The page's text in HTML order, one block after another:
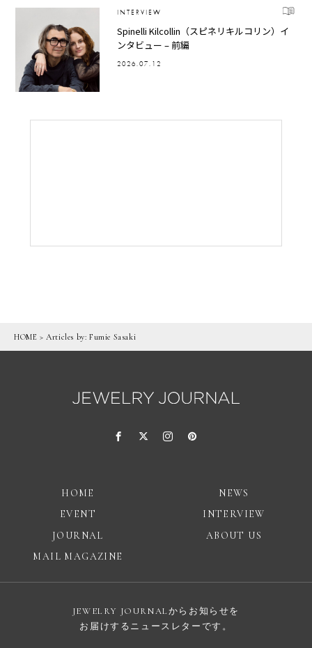
INTERVIEW
Spinelli Kilcollin（スピネリキルコリン）イ
ンタビュー – 前編
2026.07.12
HOME > Articles by:Fumie Sasaki
HOME
NEWS
EVENT
INTERVIEW
JOURNAL
ABOUT US
MAIL MAGAZINE
JEWELRY JOURNALからお知らせを
お届けするニュースレターです。